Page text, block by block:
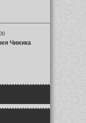
Чижика